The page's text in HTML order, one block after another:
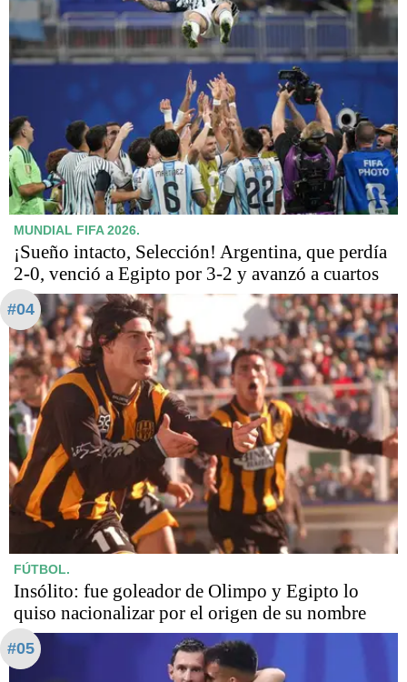
MUNDIAL FIFA 2026.
¡Sueño intacto, Selección! Argentina, que perdía
2-0, venció a Egipto por 3-2 y avanzó a cuartos
#04
FÚTBOL.
Insólito: fue goleador de Olimpo y Egipto lo
quiso nacionalizar por el origen de su nombre
#05